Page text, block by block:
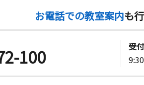
お電話での教室案内も
100
受